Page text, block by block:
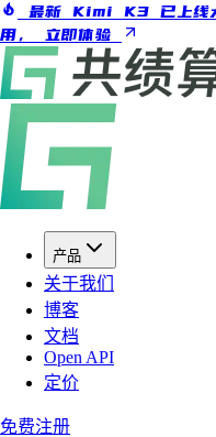
最新 Kimi K3 已上线大
用， 立即体验
产品
关于我们
博客
文档
Open API
定价
免费注册